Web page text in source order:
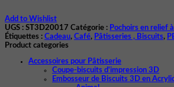
Add to Wishlist
UGS : ST3D20017 Catégorie : Pochoirs en relief
Étiquettes : Cadeau, Café, Pâtisseries , Biscuits,
Product categories
Accessoires pour Pâtisserie
Coupe-biscuits d'impression 3D
Embosseur de Biscuits 3D en